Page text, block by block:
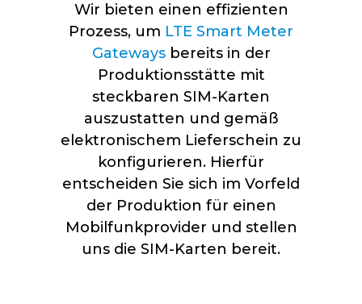
Wir bieten einen effizienten
Prozess, um LTE Smart Meter
Gatewaysbereits in der
Produktionsstätte mit
steckbaren SIM-Karten
auszustatten und gemäß
elektronischem Lieferschein zu
konfigurieren. Hierfür
entscheiden Sie sich im Vorfeld
der Produktion für einen
Mobilfunkprovider und stellen
uns die SIM-Karten bereit.